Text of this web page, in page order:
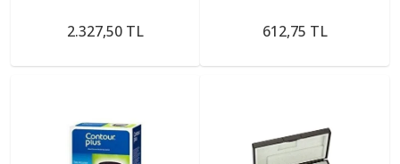
2.327,50 TL 612,75 TL